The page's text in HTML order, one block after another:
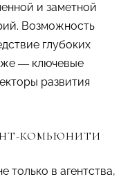
и заметной
Возможность
глубоких
— ключевые
развития
КОМЬЮНИТИ
только в агентства,